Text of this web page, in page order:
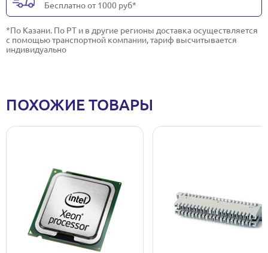
Бесплатно от 1000 руб*
*По Казани. По РТ и в другие регионы доставка осуществляется
с помощью транспортной компании, тариф высчитывается
индивидуально
ПОХОЖИЕ ТОВАРЫ